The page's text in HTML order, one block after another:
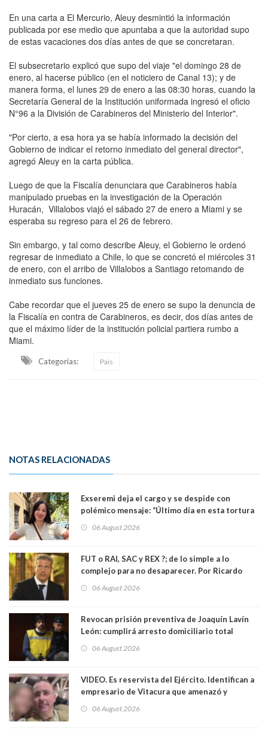
En una carta a El Mercurio, Aleuy desmintió la información
publicada por ese medio que apuntaba a que la autoridad supo
de estas vacaciones dos días antes de que se concretaran.
El subsecretario explicó que supo del viaje "el domingo 28 de
enero, al hacerse público (en el noticiero de Canal 13); y de
manera forma, el lunes 29 de enero a las 08:30 horas, cuando la
Secretaría General de la Institución uniformada ingresó el oficio
N°96 a la División de Carabineros del Ministerio del Interior".
"Por cierto, a esa hora ya se había informado la decisión del
Gobierno de indicar el retorno inmediato del general director",
agregó Aleuy en la carta pública.
Luego de que la Fiscalía denunciara que Carabineros había
manipulado pruebas en la investigación de la Operación
Huracán, Villalobos viajó el sábado 27 de enero a Miami y se
esperaba su regreso para el 26 de febrero.
Sin embargo, y tal como describe Aleuy, el Gobierno le ordenó
regresar de inmediato a Chile, lo que se concretó el miércoles 31
de enero, con el arribo de Villalobos a Santiago retomando de
inmediato sus funciones.
Cabe recordar que el jueves 25 de enero se supo la denuncia de
la Fiscalía en contra de Carabineros, es decir, dos días antes de
que el máximo líder de la institución policial partiera rumbo a
Miami.
Categorias: País
NOTAS RELACIONADAS
Exseremi deja el cargo y se despide con
polémico mensaje: “Último día en esta tortura
06 August 2026
FUT o RAI, SAC y REX ?; de lo simple a lo
complejo para no desaparecer. Por Ricardo
06 August 2026
Revocan prisión preventiva de Joaquín Lavín
León: cumplirá arresto domiciliario total
06 August 2026
VIDEO. Es reservista del Ejército. Identifican a
empresario de Vitacura que amenazó y
al "ring raja". Se trata de Andrés Arrieta y la
06 August 2026